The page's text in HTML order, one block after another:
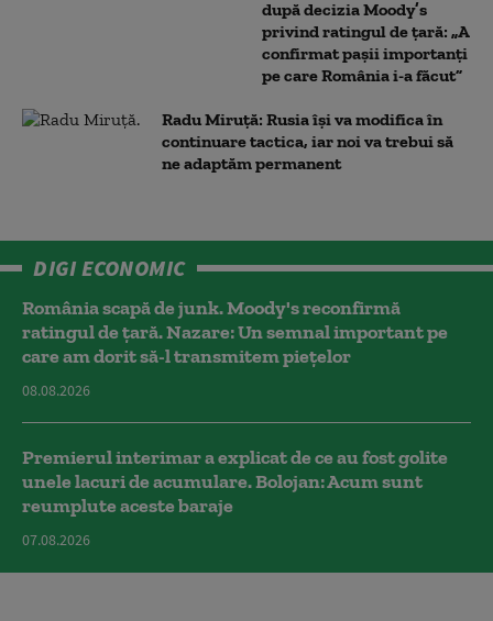
după decizia Moody’s
privind ratingul de țară: „A
confirmat pașii importanți
pe care România i-a făcut”
Radu Miruță: Rusia își va modifica în
continuare tactica, iar noi va trebui să
ne adaptăm permanent
DIGI ECONOMIC
România scapă de junk. Moody's reconfirmă
ratingul de țară. Nazare: Un semnal important pe
care am dorit să-l transmitem piețelor
08.08.2026
Premierul interimar a explicat de ce au fost golite
unele lacuri de acumulare. Bolojan: Acum sunt
reumplute aceste baraje
07.08.2026